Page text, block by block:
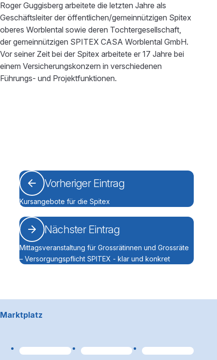
Roger Guggisberg arbeitete die letzten Jahre als
Geschäftsleiter der öffentlichen/gemeinnützigen Spitex
oberes Worblental sowie deren Tochtergesellschaft,
der gemeinnützigen SPITEX CASA Worblental GmbH.
Vor seiner Zeit bei der Spitex arbeitete er 17 Jahre bei
einem Versicherungskonzern in verschiedenen
Führungs- und Projektfunktionen.
Vorheriger Eintrag
Kursangebote für die Spitex
Nächster Eintrag
Mittagsveranstaltung für Grossrätinnen und Grossräte
– Versorgungspflicht SPITEX - klar und konkret
Marktplatz